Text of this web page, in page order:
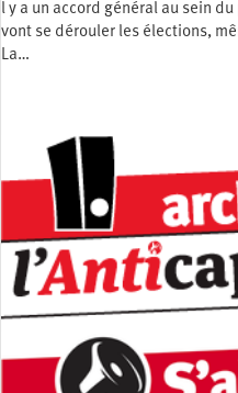
l y a un accord général au sein
vont se dérouler les élections,
La…